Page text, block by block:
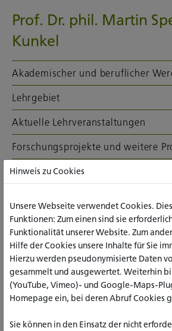
Prof. Dr. phil. Martin
Kunkel
Akademischer und beruflicher
Lehrgebiet
Aktuelle Lehrveranstaltungen
Forschungsprojekte und weitere
Veröffentlichungen
Externe Links
ALLE
Dekan / Professor für
Hinweis zu Cookies
Unsere Webseite verwendet Cookies.
Funktionen: Zum einen sind sie
Funktionalität unserer Website. Zum
Hilfe der Cookies unsere Inhalte für Sie
Hierzu werden pseudonymisierte Daten
gesammelt und ausgewertet. Weiterhin
(YouTube, Vimeo)- und Google-Maps-
Homepage ein, bei deren Abruf Cookies
Sie können in den Einsatz der nicht